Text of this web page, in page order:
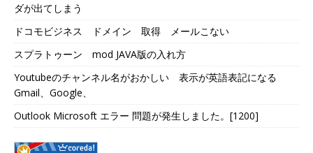
ダが出てしまう
ドコモビジネス ドメイン 取得 メールこない
スプラトゥーン mod JAVA版の入れ方
Youtubeのチャンネル名がおかしい 表示が英語表記になる
Gmail、Google、
Outlook Microsoft エラー 問題が発生しました。[1200]